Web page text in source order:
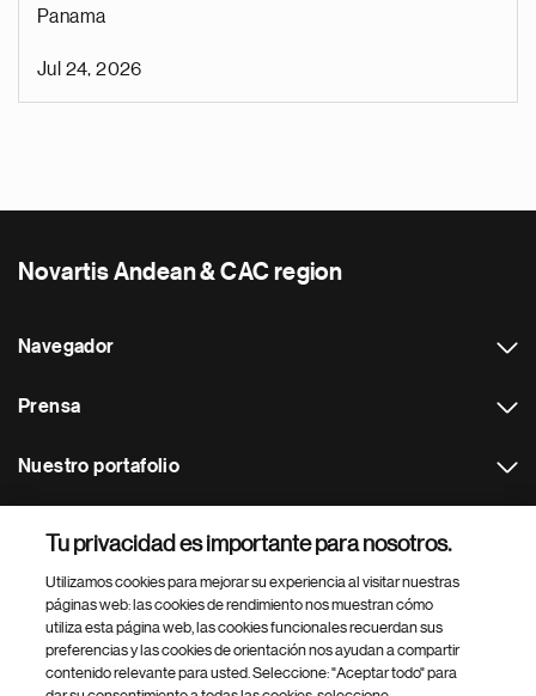
Panama
Jul 24, 2026
Novartis Andean & CAC region
Navegador
Prensa
Nuestro portafolio
Footer Site Search
Tu privacidad es importante para nosotros.
Utilizamos cookies para mejorar su experiencia al visitar nuestras
páginas web: las cookies de rendimiento nos muestran cómo
utiliza esta página web, las cookies funcionales recuerdan sus
preferencias y las cookies de orientación nos ayudan a compartir
contenido relevante para usted. Seleccione: "Aceptar todo" para